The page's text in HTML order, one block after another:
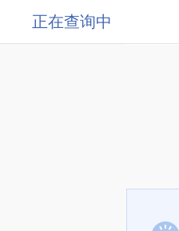
正在查询中